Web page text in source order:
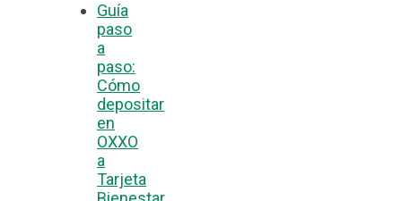
Guía
paso
a
paso:
Cómo
depositar
en
OXXO
a
Tarjeta